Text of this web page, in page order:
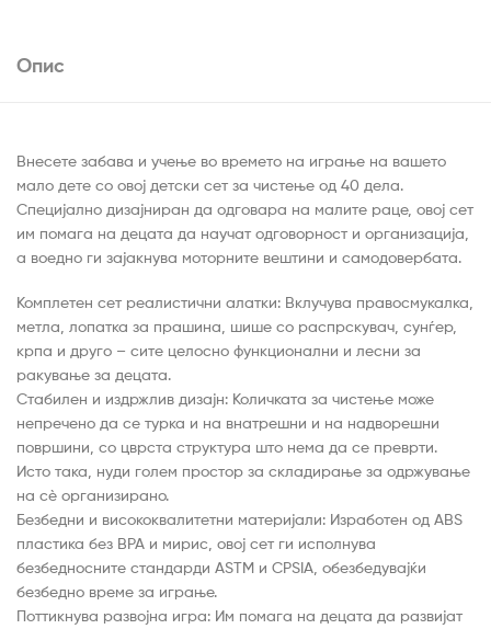
Опис
Внесете забава и учење во времето на играње на вашето
мало дете со овој детски сет за чистење од 40 дела.
Специјално дизајниран да одговара на малите раце, овој сет
им помага на децата да научат одговорност и организација,
а воедно ги зајакнува моторните вештини и самодовербата.
Комплетен сет реалистични алатки: Вклучува правосмукалка,
метла, лопатка за прашина, шише со распрскувач, сунѓер,
крпа и друго – сите целосно функционални и лесни за
ракување за децата.
Стабилен и издржлив дизајн: Количката за чистење може
непречено да се турка и на внатрешни и на надворешни
површини, со цврста структура што нема да се преврти.
Исто така, нуди голем простор за складирање за одржување
на сè организирано.
Безбедни и висококвалитетни материјали: Изработен од ABS
пластика без BPA и мирис, овој сет ги исполнува
безбедносните стандарди ASTM и CPSIA, обезбедувајќи
безбедно време за играње.
Поттикнува развојна игра: Им помага на децата да развијат